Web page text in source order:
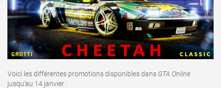
Voici les différentes promotions disponibles dans GTA Online
jusqu'au 14 janvier :